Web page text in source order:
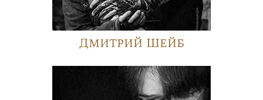
Дмитрий Шейб